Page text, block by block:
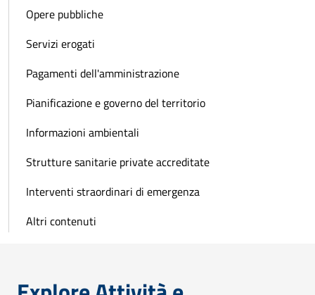
Opere pubbliche
Servizi erogati
Pagamenti dell'amministrazione
Pianificazione e governo del territorio
Informazioni ambientali
Strutture sanitarie private accreditate
Interventi straordinari di emergenza
Altri contenuti